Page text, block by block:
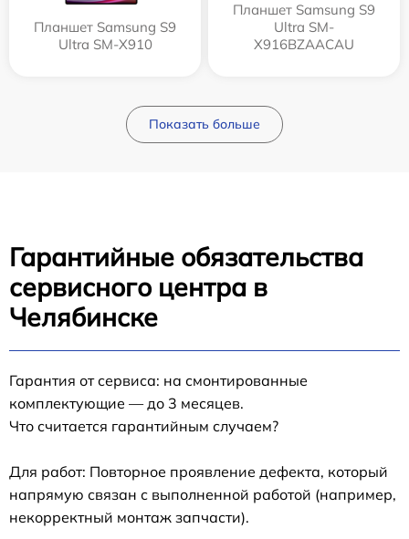
Планшет Samsung S9
Ultra SM-X910
Планшет Samsung S9
Ultra SM-
X916BZAACAU
Показать больше
Гарантийные обязательства
сервисного центра в
Челябинске
Гарантия от сервиса: на смонтированные
комплектующие — до 3 месяцев.
Что считается гарантийным случаем?
Для работ: Повторное проявление дефекта, который
напрямую связан с выполненной работой (например,
некорректный монтаж запчасти).